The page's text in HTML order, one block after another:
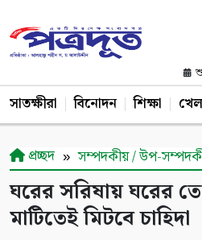
সাতক্ষীরা বিনোদন শিক্ষা
প্রচ্ছদ সম্পদকীয় / উপ-
ঘরের সরিষায় ঘরের
মাটিতেই মিটবে চাহিদা